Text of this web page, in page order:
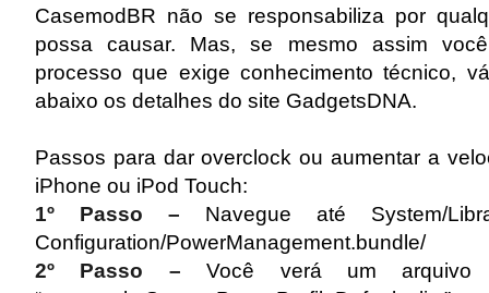
CasemodBR não se responsabiliza por
possa causar. Mas, se mesmo assim
processo que exige conhecimento técnico,
abaixo os detalhes do site GadgetsDNA.
Passos para dar overclock ou aumentar a
iPhone ou iPod Touch:
1º Passo –
Navegue até System/
Configuration/PowerManagement.bundle/
2º Passo –
Você verá um arquivo